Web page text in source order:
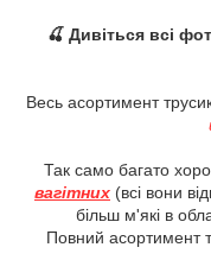
🍒 Дивіться всі
Весь асортимент
Так само багато
вагітних (всі вони
більш м'які в
Повний асортимент